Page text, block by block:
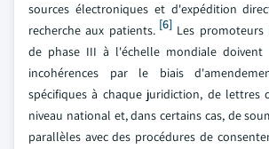
sources électroniques et d'expédition
recherche aux patients. [6]Les promoteurs
de phase III à l'échelle mondiale doivent
incohérences par le biais
spécifiques à chaque juridiction, de lettres
niveau national et, dans certains cas, de
parallèles avec des procédures de